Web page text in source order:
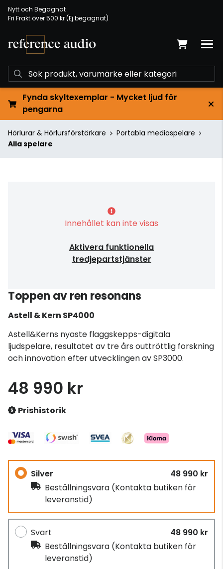
Nytt och Begagnat
Fri Frakt över 500 kr (Ej begagnat)
Fynda skyltexemplar - Mycket ljud för
pengarna
Hörlurar & Hörlursförstärkare
Portabla mediaspelare
Alla spelare
Innehållet kan inte visas
Aktivera funktionella
tredjepartstjänster
Toppen av ren resonans
Astell & Kern SP4000
Astell&Kerns nyaste flaggskepps-digitala
ljudspelare, resultatet av tre års outtröttlig forskning
och innovation efter utvecklingen av SP3000.
48 990 kr
Prishistorik
Silver
48 990 kr
Beställningsvara (Kontakta butiken för
leveranstid)
Svart
48 990 kr
Beställningsvara (Kontakta butiken för
leveranstid)